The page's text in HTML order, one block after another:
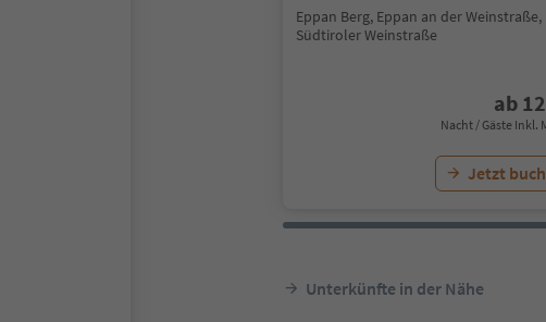
Eppan Berg, Eppan an der Weinstraße,
Südtiroler Weinstraße
ab
Nacht / Gäste Inkl.
Jetzt
Unterkünfte in der Nähe